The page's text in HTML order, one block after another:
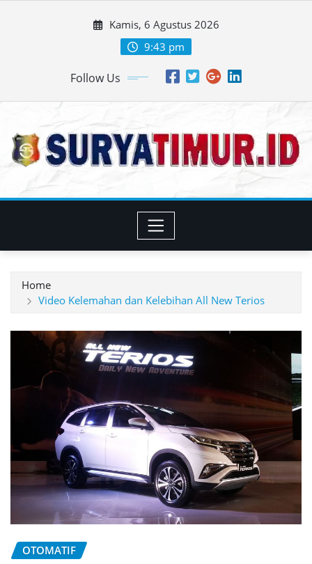
Kamis, 6 Agustus 2026
9:43 pm
Follow Us
Home
Video Kelemahan dan Kelebihan All New Terios
OTOMATIF